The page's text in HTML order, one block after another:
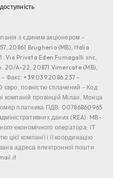
з єдиним акціонером -
20861 Brugherio (MB), Italia
Via Privata Eden Fumagalli snc,
20/A-22, 20871 Vimercate (MB),
- Факс: +39.039.2086.237 -
повністю сплачений - Код
компаній провінцій Мілан, Монца
платника ПДВ: 00786860965
даних (REA): MB-
економічного оператора: ІТ
цієї компанії і її координацію
адреса електронної пошти